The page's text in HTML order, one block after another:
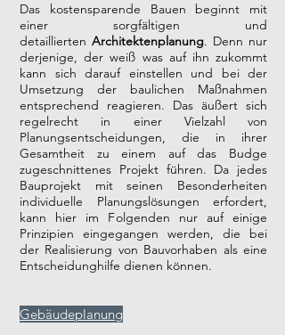
Das kostensparende Bauen beginnt mit
einer sorgfältigen und
detaillierten Architektenplanung. Denn nur
derjenige, der weiß was auf ihn zukommt
kann sich darauf einstellen und bei der
Umsetzung der baulichen Maßnahmen
entsprechend reagieren. Das äußert sich
regelrecht in einer Vielzahl von
Planungsentscheidungen, die in ihrer
Gesamtheit zu einem auf das Budge
zugeschnittenes Projekt führen. Da jedes
Bauprojekt mit seinen Besonderheiten
individuelle Planungslösungen erfordert,
kann hier im Folgenden nur auf einige
Prinzipien eingegangen werden, die bei
der Realisierung von Bauvorhaben als eine
Entscheidunghilfe dienen können.
Gebäudeplanung